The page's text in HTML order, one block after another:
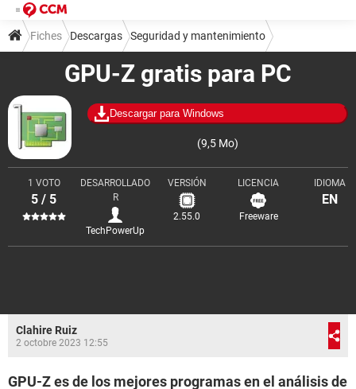
GPU-Z gratis para PC
Descargar para Windows
(9,5 Mo)
1 VOTO
5 / 5
DESARROLLADO
R
TechPowerUp
VERSIÓN
2.55.0
LICENCIA
Freeware
IDIOMA
EN
Fiches Descargas Seguridad y mantenimiento
Monitorización y diagnóstico
Clahire Ruiz
2 octobre 2023 12:55
GPU-Z es de los mejores programas en el análisis de